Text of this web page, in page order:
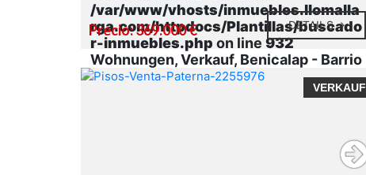
/var/www/vhosts/inmuebles.llomalla
rga.com/httpdocs/Plantillas/buscado
r-inmuebles.php on line 932
Wohnungen, Verkauf, Benicalap - Barrio
de Benicalap
Precio: 369.000 € DETAILS
VERKAUF